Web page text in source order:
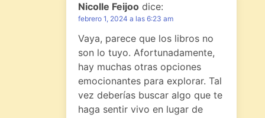
Nicolle Feijoo dice:
febrero 1, 2024 a las 6:23 am
Vaya, parece que los libros no
son lo tuyo. Afortunadamente,
hay muchas otras opciones
emocionantes para explorar. Tal
vez deberías buscar algo que te
haga sentir vivo en lugar de